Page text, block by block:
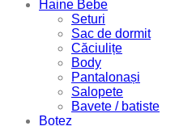
Haine Bebe
Seturi
Sac de dormit
Căciulițe
Body
Pantalonași
Salopete
Bavete / batiste
Botez